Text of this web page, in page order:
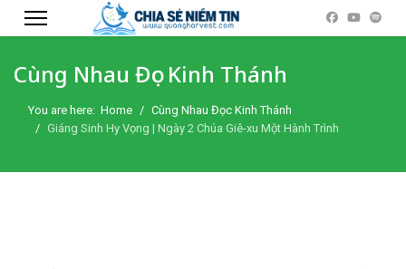
Cùng Nhau Đọc Kinh Thánh
You are here: Home
Cùng Nhau Đọc Kinh Thánh
Giáng Sinh Hy Vọng | Ngày 2 Chúa Giê-xu Một Hành Trình